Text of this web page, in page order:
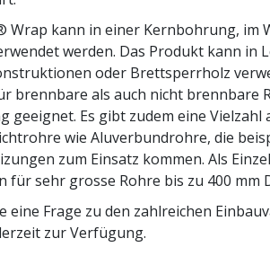
Wrap kann in einer Kernbohrung, im
werden. Das Produkt kann in
oder Brettsperrholz
brennbare als auch nicht brennbare
geeignet. Es gibt zudem eine
wie Aluverbundrohre, die
zum Einsatz kommen. Als
für sehr grosse Rohre bis zu 400 mm
eine Frage zu den zahlreichen
zur Verfügung.